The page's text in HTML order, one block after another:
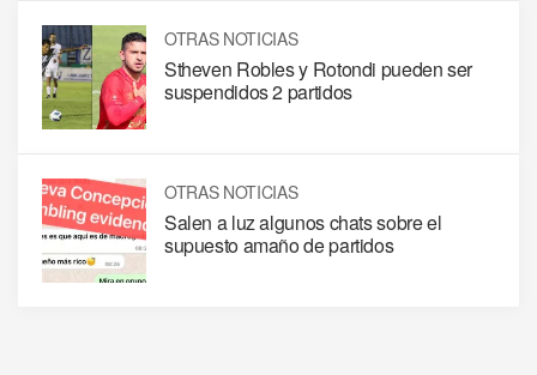
OTRAS NOTICIAS
Stheven Robles y Rotondi pueden ser
suspendidos 2 partidos
OTRAS NOTICIAS
Salen a luz algunos chats sobre el
supuesto amaño de partidos